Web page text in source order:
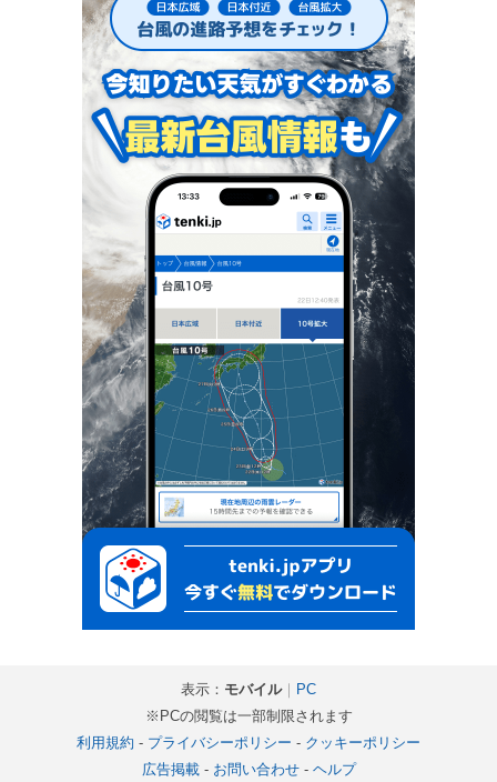
表示： モバイル｜ PC
※PCの閲覧は一部制限されます
利用規約 - プライバシーポリシー - クッキーポリシー
広告掲載- お問い合わせ- ヘルプ